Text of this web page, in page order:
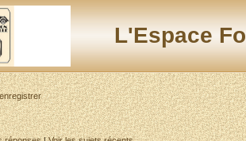
L'Espace